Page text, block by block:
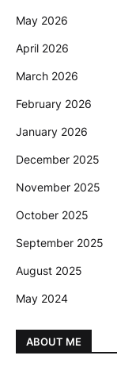
May 2026
April 2026
March 2026
February 2026
January 2026
December 2025
November 2025
October 2025
September 2025
August 2025
May 2024
ABOUT ME